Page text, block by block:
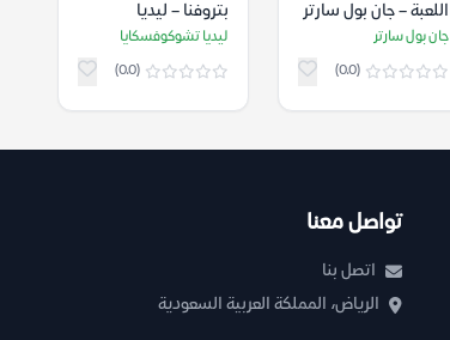
اللعبة – جان بول سارتر
جان بول سارتر
(0.0)
بتروفنا – ليديا
تشوكوفسكايا
ليديا تشوكوفسكايا
(0.0)
تواصل معنا
اتصل بنا
الرياض، المملكة العربية السعودية